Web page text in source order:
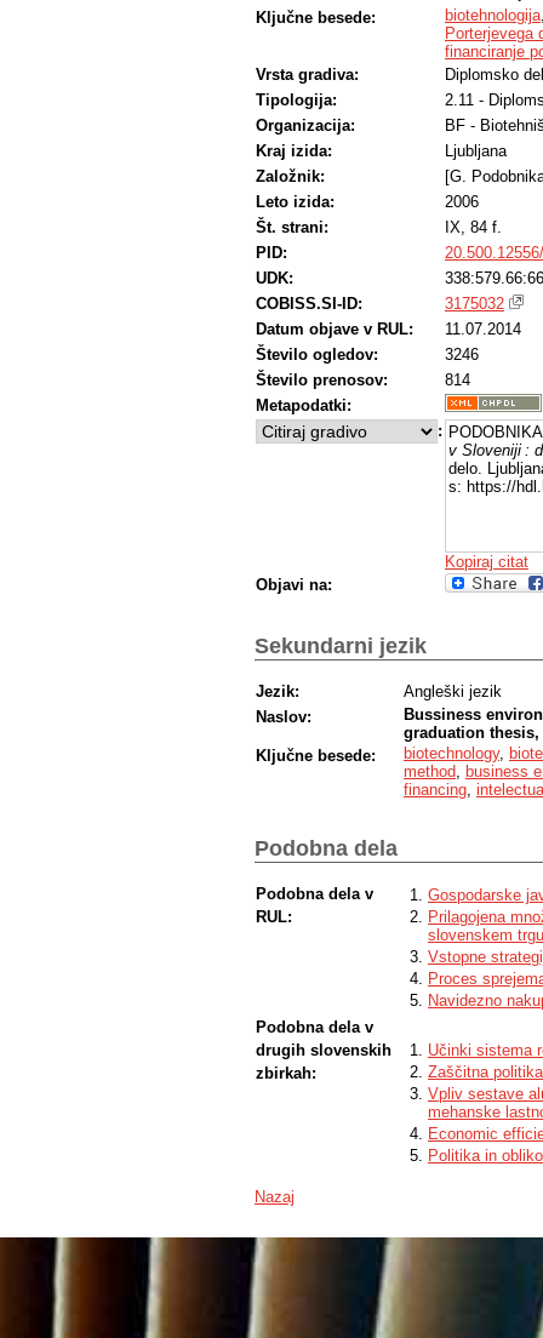
Ključne besede:
biotehnologija
Porterjevega
financiranje
Vrsta gradiva:
Diplomsko
Tipologija:
2.11 -
Organizacija:
BF -
Kraj izida:
Ljubljana
Založnik:
[G.
Leto izida:
2006
Št. strani:
IX, 84 f.
PID:
UDK:
COBISS.SI-ID:
3175032
Datum objave v RUL:
11.07.2014
Število ogledov:
3246
Število prenosov:
814
Metapodatki:
:
v Sloveniji :
delo.
s: https://
Kopiraj citat
Objavi na:
Sekundarni jezik
Jezik:
Angleški jezik
Naslov:
Bussiness
graduation
Ključne besede:
biotechnology,
method
business
financing
Podobna dela
Podobna dela v
RUL:
Gospodarske
Prilagojena
slovenskem trgu
Vstopne
Proces
Navidezno
Podobna dela v
drugih slovenskih
zbirkah:
Učinki sistema
Zaščitna
Vpliv sestave
mehanske
Economic
Politika in
Nazaj